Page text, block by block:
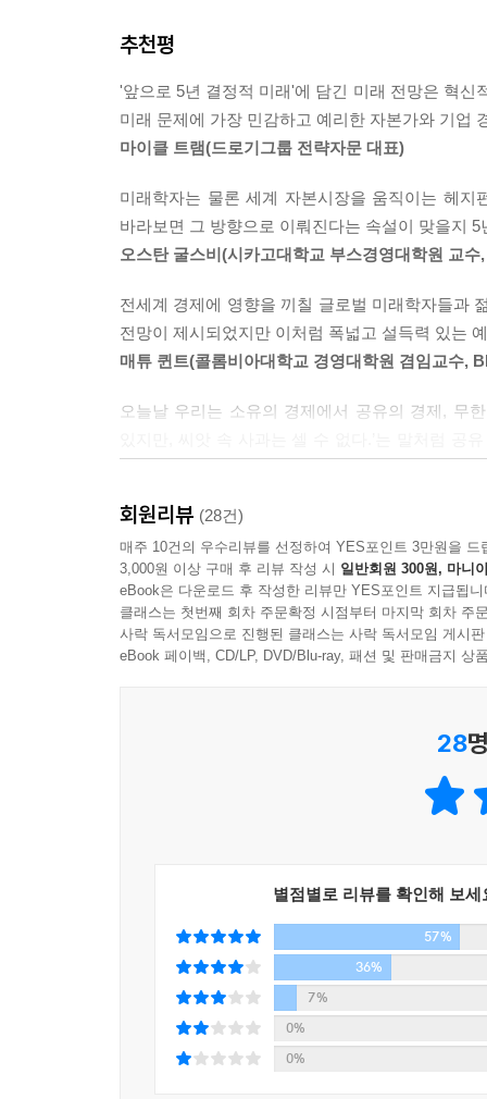
Interview - 오스탄 굴스비
제5장. 앞으로 5년 한국 경제가 나아가야 할 길
1. 위기는 곧 기회, 새로 형성될 기회의 창
세계 변화의 흐름을 주시하라
5년 후 한국 산업의 비전
2. 5년 후 한국 경제의 글로벌 포지셔닝
시장과 분야에 맞는 차별적 포지셔닝
3. 생존하기 위한 한국 기업의 글로벌 시나리오
새로운 질서의 창조자로 혁신을 모색한다
산업을 재정의하고 발상을 전환한다
4. 성장을 위한 정부의 역할
IT 기반 서비스 사업의 비전을 제시한다
친환경/에너지 저소비형 산업 구조로 재편한다
기업 간 상생과 중소기업 혁신 역량을 강화한다
기업의 해외 진출을 위해 개선 방안을 확대 적용한
Interview - 대니얼 앨트먼
오바마 대통령의 경제 교사로 일컬어지는 전 백
논설위원인 대니얼 앨트먼, 인구 구조와 이에 따
세계에서 가장 오랜 역사를 자랑하는 경영컨설
세계적인 대가 헤럴드 하인리히까지! 각 분야의
글로벌 시나리오’ 프로젝트가 진행되었다.
불확실성이 높은 미래를 분석하는 데 최적인 ‘시
미래 리포트 『앞으로 5년 결정적 미래』를
및 자원, 신기술)를 뽑아내고, 이 동인들이 어떻게
흐름을 가장 먼저 파악하는 글로벌 펀드 매니저
『앞으로 5년 결정적 미래』에서는 미래를 분
가치 사슬의 변화가 불러온 새로운 라이프 스타
자본주의의 한계에 맞서 새롭게 등장한 대안적
사회적 기업, 모두가 더 행복해지는 사회적 투자
제4장은 글로벌 헤게모니의 변화와 거시 경제
중국의 향후 5년이 담겨 있다. 부활을 꿈꾸며 승
멀어진 유럽 등 선진국과 개발도상국을 망라하
2008년 금융 위기 이후 다양한 경제 전망과 분
불확실성 시대에 진정으로 필요한 것은 권위 있
‘결정적으로 발생할’ 모든 혁신 트렌드를 담아낸
추천평
'앞으로 5년 결정적 미래'에 담긴 미래 전망은 혁
미래 문제에 가장 민감하고 예리한 자본가와 기업
마이클 트램(드로기그룹 전략자문 대표)
미래학자는 물론 세계 자본시장을 움직이는 헤
바라보면 그 방향으로 이뤄진다는 속설이 맞을지 5
오스탄 굴스비(시카고대학교 부스경영대학원 교
전세계 경제에 영향을 끼칠 글로벌 미래학자들과
전망이 제시되었지만 이처럼 폭넓고 설득력 있는
매튜 퀸트(콜롬비아대학교 경영대학원 겸임교수,
오늘날 우리는 소유의 경제에서 공유의 경제, 무
전문가들의 집단 지성으로 다양한 시선을 한데
있었을 것이다. 어떤 영역에 있는 사람이든 꼭 한
헤럴드 하인리히(뤼네부르크대학교 교수)
회원리뷰 (28건)
매주 10건의 우수리뷰를 선정하여 YES포인트 3만원을 드
3,000원 이상 구매 후 리뷰 작성 시 일반회원 300원, 마니
eBook은 다운로드 후 작성한 리뷰만 YES포인트 지급됩니
클래스는 첫번째 회차 주문확정 시점부터 마지막 회차 주
사락 독서모임으로 진행된 클래스는 사락 독서모임 게시
eBook 페이백, CD/LP, DVD/Blu-ray, 패션 및 판매금지 상
28
별점별로 리뷰를 확인해 보세
57%
36%
7%
0%
0%